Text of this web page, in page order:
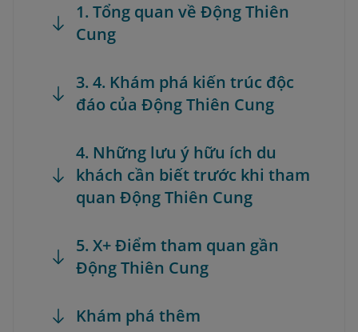
1. Tổng quan về Động Thiên
Cung
3. 4. Khám phá kiến trúc độc
đáo của Động Thiên Cung
4. Những lưu ý hữu ích du
khách cần biết trước khi tham
quan Động Thiên Cung
5. X+ Điểm tham quan gần
Động Thiên Cung
Khám phá thêm